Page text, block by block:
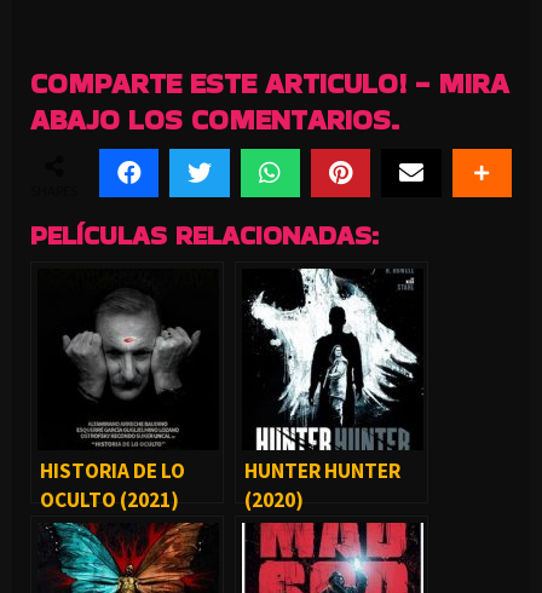
COMPARTE ESTE ARTICULO! - MIRA
ABAJO LOS COMENTARIOS.
PELÍCULAS RELACIONADAS:
HISTORIA DE LO
OCULTO (2021)
HUNTER HUNTER
(2020)